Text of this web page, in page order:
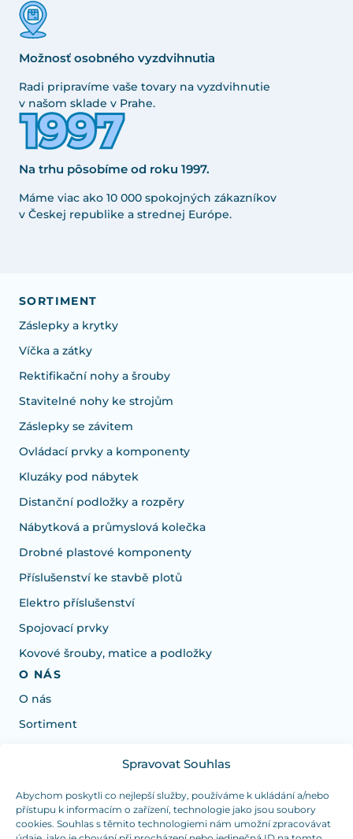
Spravovat Souhlas
Abychom poskytli co nejlepší služby, používáme k ukládání a/nebo
přístupu k informacím o zařízení, technologie jako jsou soubory
cookies. Souhlas s těmito technologiemi nám umožní zpracovávat
Možnosť osobného vyzdvihnutia
Radi pripravíme vaše tovary na vyzdvihnutie
v našom sklade v Prahe.
Na trhu pôsobíme od roku 1997.
Máme viac ako 10 000 spokojných zákazníkov
v Českej republike a strednej Európe.
SORTIMENT
Záslepky a krytky
Víčka a zátky
Rektifikační nohy a šrouby
Stavitelné nohy ke strojům
Záslepky se závitem
Ovládací prvky a komponenty
Kluzáky pod nábytek
Distanční podložky a rozpěry
Nábytková a průmyslová kolečka
Drobné plastové komponenty
Příslušenství ke stavbě plotů
Elektro příslušenství
Spojovací prvky
Kovové šrouby, matice a podložky
O NÁS
O nás
Sortiment
Potrebujete poradiť s výberom?
Sme tu pre vás Pondelok-Štvrtok od: 7:30 - 15:30 hod
a Piatok od 7:30 - 14:30 hod